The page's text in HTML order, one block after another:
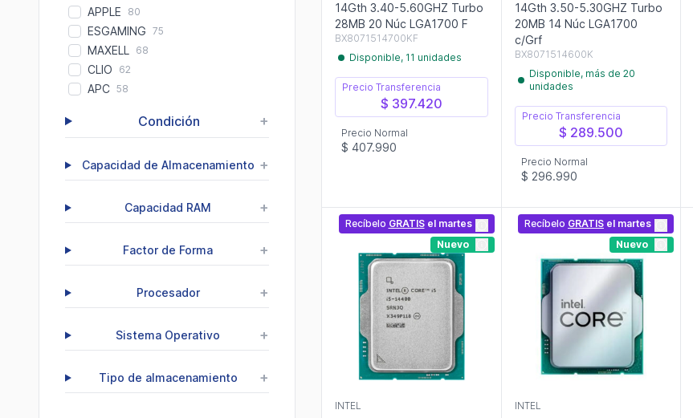
APPLE 80
ESGAMING 75
MAXELL 68
CLIO 62
APC 58
Condición +
Capacidad de Almacenamiento +
Capacidad RAM +
Factor de Forma +
Procesador +
Sistema Operativo +
Tipo de almacenamiento +
14Gth 3.40-5.60GHZ Turbo
28MB 20 Núc LGA1700 F
BX8071514700KF
Disponible, 11 unidades
Precio Transferencia
$ 397.420
Precio Normal
$ 407.990
14Gth 3.50-5.30GHZ Turbo
20MB 14 Núc LGA1700
c/Grf
BX8071514600K
Disponible, más de 20
unidades
Precio Transferencia
$ 289.500
Precio Normal
$ 296.990
Recíbelo GRATISel martes
Nuevo
INTEL
Recíbelo GRATIS el martes
Nuevo
INTEL